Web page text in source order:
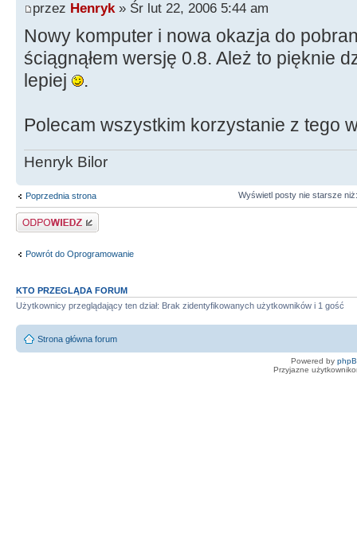
przez Henryk » Śr lut 22, 2006 5:44 am
Nowy komputer i nowa okazja do
ściągnąłem wersję 0.8. Ależ to pięknie
lepiej
.
Polecam wszystkim korzystanie z tego
Henryk Bilor
Poprzednia strona Wyświetl posty nie starsze
Odpowiedz
Powrót do Oprogramowanie
KTO PRZEGLĄDA FORUM
Użytkownicy przeglądający ten dział: Brak zidentyfikowanych użytkowników i 1 gość
Strona główna forum
Powered by
Przyjazne